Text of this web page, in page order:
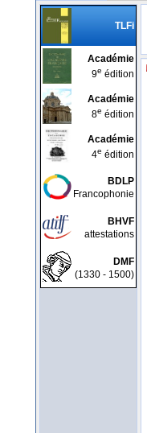
TLFi
Académie
9e édition
Académie
8e édition
Académie
4e édition
BDLP
Francophonie
BHVF
attestations
DMF
(1330 - 1500)